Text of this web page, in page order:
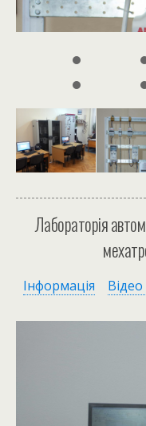
Лабораторія
Інформація Відео